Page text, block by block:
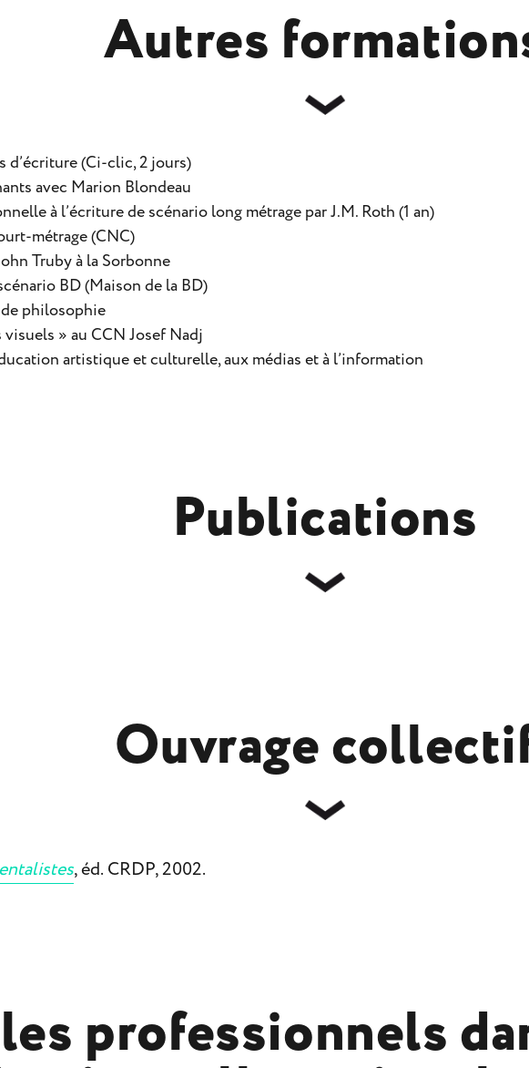
Autres
d’écriture (Ci-clic, 2 jours)
avec Marion Blondeau
à l’écriture de scénario long métrage par J.M. Roth (1 an)
métrage (CNC)
Truby à la Sorbonne
BD (Maison de la BD)
de philosophie
» au CCN Josef Nadj
artistique et culturelle, aux médias et à l’information
Publications
Ouvrage
, éd. CRDP, 2002.
professionnels